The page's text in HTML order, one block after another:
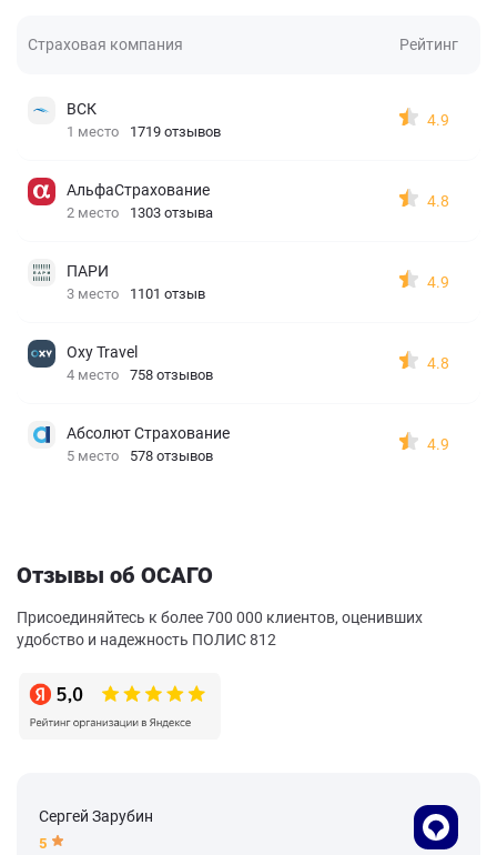
Страховая компания Рейтинг
ВСК
1 место 1719 отзывов
4.9
АльфаСтрахование
2 место 1303 отзыва
4.8
ПАРИ
3 место 1101 отзыв
4.9
Oxy Travel
4 место 758 отзывов
4.8
Абсолют Страхование
5 место 578 отзывов
4.9
Отзывы об ОСАГО
Присоединяйтесь к более 700 000 клиентов, оценивших
удобство и надежность ПОЛИС 812
Сергей Зарубин
5